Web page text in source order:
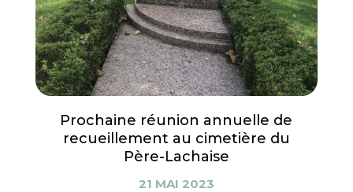
Prochaine réunion annuelle de
recueillement au cimetière du
Père-Lachaise
21 MAI 2023